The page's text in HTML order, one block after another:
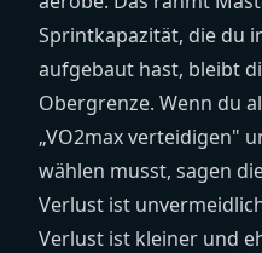
Sprintkapazität, die du
aufgebaut hast, bleibt
Obergrenze. Wenn du
„VO2max verteidigen"
wählen musst, sagen
Verlust ist
Verlust ist kleiner und